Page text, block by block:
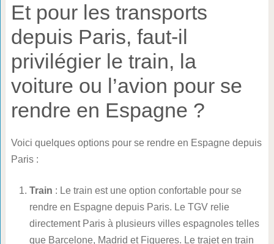
Et pour les transports
depuis Paris, faut-il
privilégier le train, la
voiture ou l’avion pour se
rendre en Espagne ?
Voici quelques options pour se rendre en Espagne depuis
Paris :
Train : Le train est une option confortable pour se
rendre en Espagne depuis Paris. Le TGV relie
directement Paris à plusieurs villes espagnoles telles
que Barcelone, Madrid et Figueres. Le trajet en train